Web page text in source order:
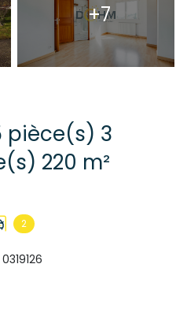
+7
chambre(s) 220 m²
2
0319126